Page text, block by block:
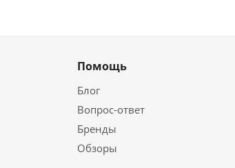
Помощь
Блог
Вопрос-ответ
Бренды
Обзоры